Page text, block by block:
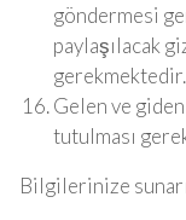
göndermesi
paylaşılacak
gerekmektedir.
Gelen ve
tutulması
Bilgilerinize